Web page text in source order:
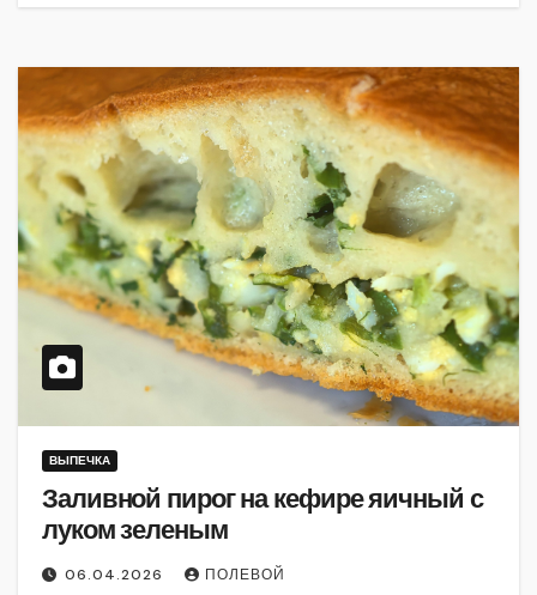
ВЫПЕЧКА
Заливной пирог на кефире яичный с
луком зеленым
06.04.2026 ПОЛЕВОЙ